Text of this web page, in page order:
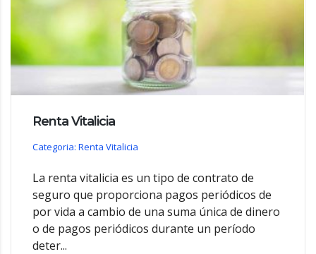
Renta Vitalicia
Categoria: Renta Vitalicia
La renta vitalicia es un tipo de contrato de
seguro que proporciona pagos periódicos de
por vida a cambio de una suma única de dinero
o de pagos periódicos durante un período
deter...